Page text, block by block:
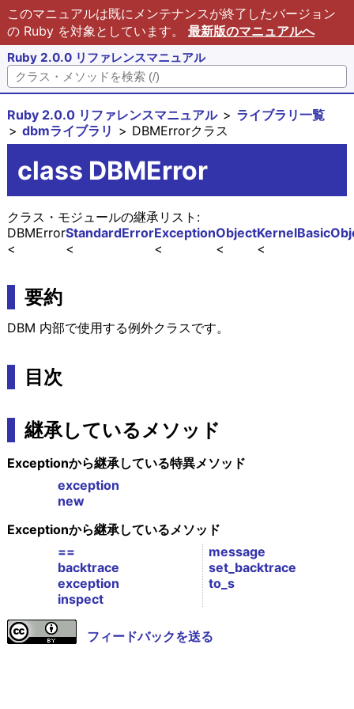
このマニュアルは既にメンテナンスが終了したバージョン
の Ruby を対象としています。 最新版のマニュアルへ
Ruby 2.0.0 リファレンスマニュアル
Ruby 2.0.0 リファレンスマニュアル
ライブラリ一覧
dbmライブラリ
DBMErrorクラス
class DBMError
クラス・モジュールの継承リスト:
Kernel
Object
Exception
StandardError
DBMError
要約
DBM 内部で使用する例外クラスです。
目次
継承しているメソッド
Exceptionから継承している特異メソッド
exception
new
Exceptionから継承しているメソッド
==
backtrace
exception
inspect
message
set_backtrace
to_s
フィードバックを送る